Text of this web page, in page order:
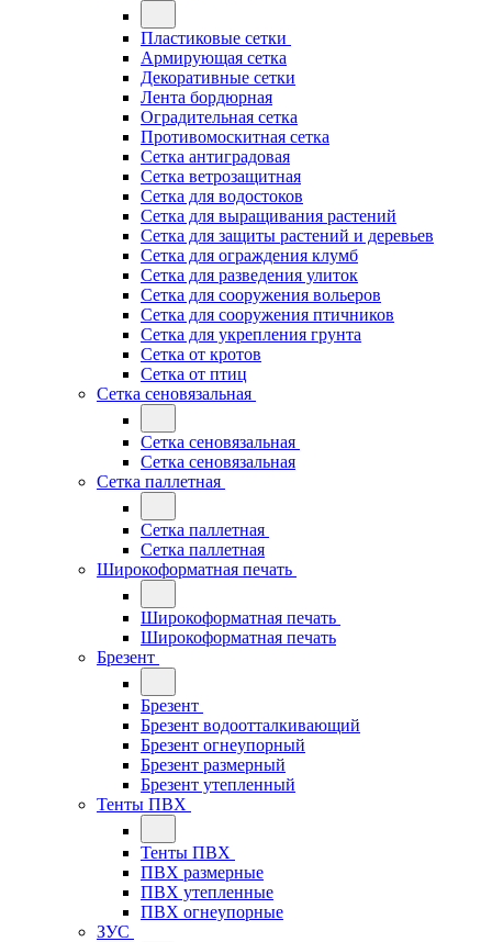
Пластиковые сетки
Армирующая сетка
Декоративные сетки
Лента бордюрная
Оградительная сетка
Противомоскитная сетка
Сетка антиградовая
Сетка ветрозащитная
Сетка для водостоков
Сетка для выращивания растений
Сетка для защиты растений и деревьев
Сетка для ограждения клумб
Сетка для разведения улиток
Сетка для сооружения вольеров
Сетка для сооружения птичников
Сетка для укрепления грунта
Сетка от кротов
Сетка от птиц
Сетка сеновязальная
Сетка сеновязальная
Сетка сеновязальная
Сетка паллетная
Сетка паллетная
Сетка паллетная
Широкоформатная печать
Широкоформатная печать
Широкоформатная печать
Брезент
Брезент
Брезент водоотталкивающий
Брезент огнеупорный
Брезент размерный
Брезент утепленный
Тенты ПВХ
Тенты ПВХ
ПВХ размерные
ПВХ утепленные
ПВХ огнеупорные
ЗУС